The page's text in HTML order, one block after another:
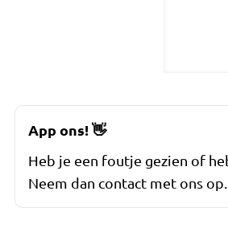
App ons!👋
Heb je een foutje gezien of
Neem dan contact met ons op.